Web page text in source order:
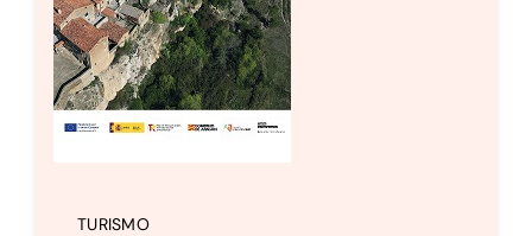
TURISMO